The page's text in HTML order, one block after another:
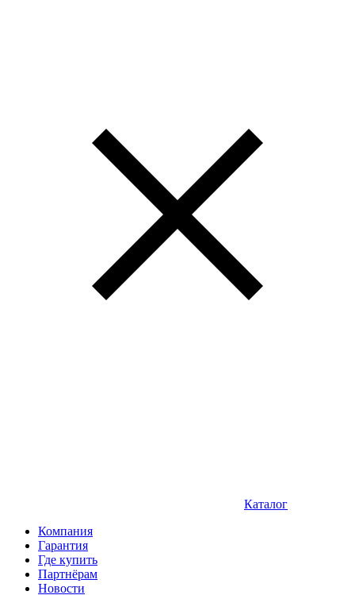
Каталог
Компания
Гарантия
Где купить
Партнёрам
Новости